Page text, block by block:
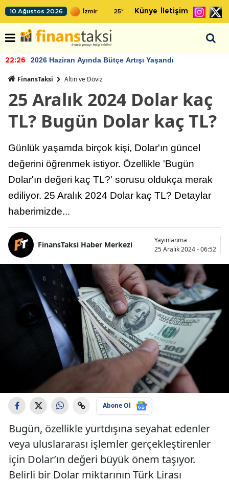
10 Ağustos 2026 25° Künye İletişim
22:26 2026 Haziran Ayında Bütçe Artışı Yaşandı
FinansTaksi Altın ve Döviz
25 Aralık 2024 Dolar kaç
TL? Bugün Dolar kaç TL?
Günlük yaşamda birçok kişi, Dolar'ın güncel
değerini öğrenmek istiyor. Özellikle 'Bugün
Dolar'ın değeri kaç TL?' sorusu oldukça merak
ediliyor. 25 Aralık 2024 Dolar kaç TL? Detaylar
haberimizde...
FinansTaksi Haber Merkezi
Yayınlanma
25 Aralık 2024 - 06:52
Abone Ol
Bugün, özellikle yurtdışına seyahat edenler
veya uluslararası işlemler gerçekleştirenler
için Dolar’ın değeri büyük önem taşıyor.
Belirli bir Dolar miktarının Türk Lirası